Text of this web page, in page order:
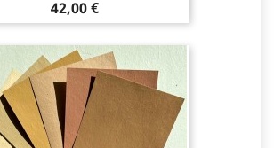
Hinta
42,00 €